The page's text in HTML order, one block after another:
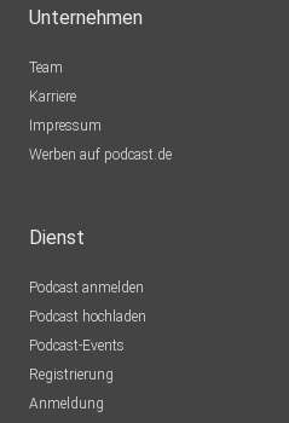
Unternehmen
Team
Karriere
Impressum
Werben auf podcast.de
Dienst
Podcast anmelden
Podcast hochladen
Podcast-Events
Registrierung
Anmeldung